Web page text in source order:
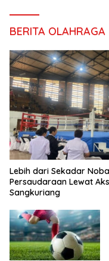
BERITA OLAHRAGA
Lebih dari Sekadar
Persaudaraan Lewat
Sangkuriang